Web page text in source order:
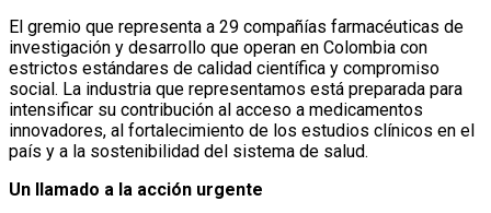
El gremio que representa a 29 compañías farmacéuticas de
investigación y desarrollo que operan en Colombia con
estrictos estándares de calidad científica y compromiso
social. La industria que representamos está preparada para
intensificar su contribución al acceso a medicamentos
innovadores, al fortalecimiento de los estudios clínicos en el
país y a la sostenibilidad del sistema de salud.
Un llamado a la acción urgente